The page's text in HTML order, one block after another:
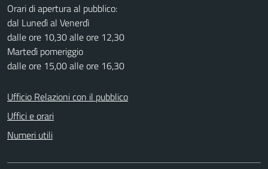
Orari di apertura al pubblico:
dal Lunedì al Venerdì
dalle ore 10,30 alle ore 12,30
Martedì pomeriggio
dalle ore 15,00 alle ore 16,30
Ufficio Relazioni con il pubblico
Uffici e orari
Numeri utili